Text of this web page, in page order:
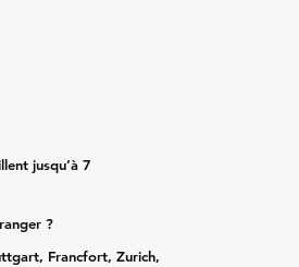
jusqu’à 7
?
Francfort, Zurich,